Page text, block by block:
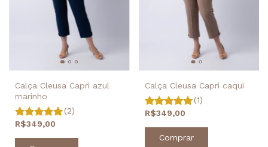
Calça Cleusa Capri azul
marinho
(2)
R$349,00
Calça Cleusa Capri caqui
(1)
R$349,00
Comprar